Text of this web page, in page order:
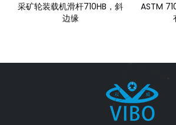
采矿轮装载机滑杆710HB，斜
边缘
ASTM